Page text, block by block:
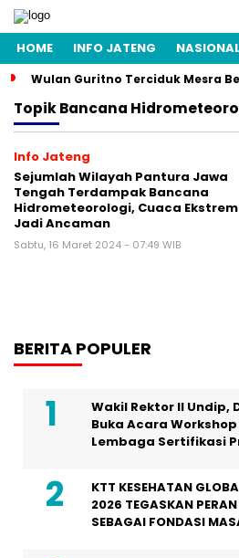
HOME INFO JATENG NASIONAL
Wulan Guritno Terciduk Mesra
TopikBancana
Info Jateng
Sejumlah Wilayah Pantura Jawa
Tengah Terdampak Bancana
Hidrometeorologi, Cuaca Ekstrem
Jadi Ancaman
Sabtu, 16 Maret 2024 - 07:49 WIB
BERITA POPULER
Wakil Rektor II Undip,
Buka Acara
Lembaga Sertifikasi
KTT KESEHATAN
2026 TEGASKAN
SEBAGAI FONDASI